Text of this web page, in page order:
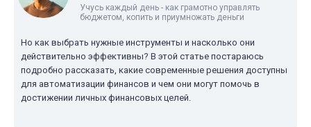
Учусь каждый день - как грамотно управлять
бюджетом, копить и приумножать деньги
Но как выбрать нужные инструменты и насколько они
действительно эффективны? В этой статье постараюсь
подробно рассказать, какие современные решения доступны
для автоматизации финансов и чем они могут помочь в
достижении личных финансовых целей.